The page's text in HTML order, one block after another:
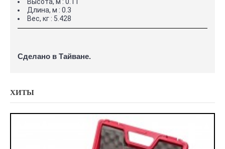
Длина, м : 0.3
Вес, кг : 5.428
Сделано в Тайване.
ХИТЫ